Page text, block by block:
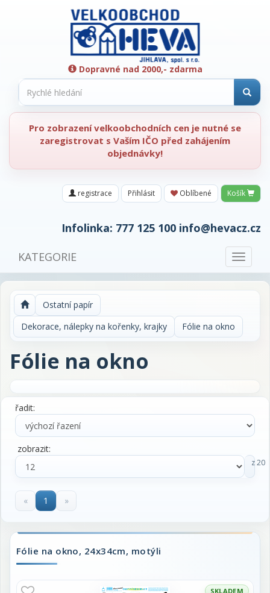
Dopravné nad 2000,- zdarma
Pro zobrazení velkoobchodních cen je nutné se
zaregistrovat s Vaším IČO před zahájením
objednávky!
registrace Přihlásit Oblíbené Košík
Infolinka: 777 125 100 info@hevacz.cz
Toggle
KATEGORIE
Ostatní papír
Dekorace, nálepky na kořenky, krajky
Fólie na okno
Fólie na okno
řadit:
zobrazit:
z 20
« 1 »
Fólie na okno, 24x34cm, motýli
SKLADEM